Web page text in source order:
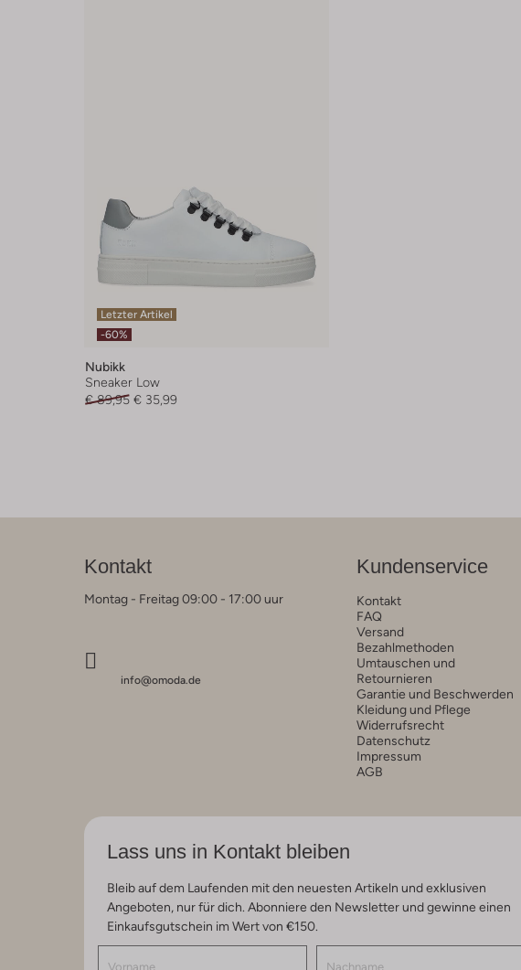
Letzter Artikel
-60%
Nubikk
Sneaker Low
€ 89,95 € 35,99
Kontakt
Montag - Freitag 09:00 - 17:00 uur
info@omoda.de
Kundenservice
Kontakt
FAQ
Versand
Bezahlmethoden
Umtauschen und
Retournieren
Garantie und Beschwerden
Kleidung und Pflege
Widerrufsrecht
Datenschutz
Impressum
AGB
Lass uns in Kontakt bleiben
Bleib auf dem Laufenden mit den neuesten Artikeln und exklusiven
Angeboten, nur für dich. Abonniere den Newsletter und gewinne einen
Einkaufsgutschein im Wert von €150.